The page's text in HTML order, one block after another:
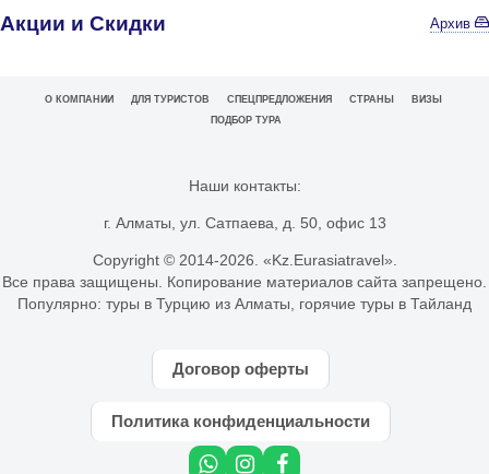
Акции и Скидки Архив
О КОМПАНИИ ДЛЯ ТУРИСТОВ СПЕЦПРЕДЛОЖЕНИЯ СТРАНЫ
ВИЗЫ
ПОДБОР ТУРА
Наши контакты:
г. Алматы, ул. Сатпаева, д. 50, офис 13
Copyright © 2014-2026. «Kz.Eurasiatravel».
Все права защищены. Копирование материалов сайта запрещено.
Популярно: туры в Турцию из Алматы горячие туры в Тайланд
Договор оферты
Политика конфиденциальности